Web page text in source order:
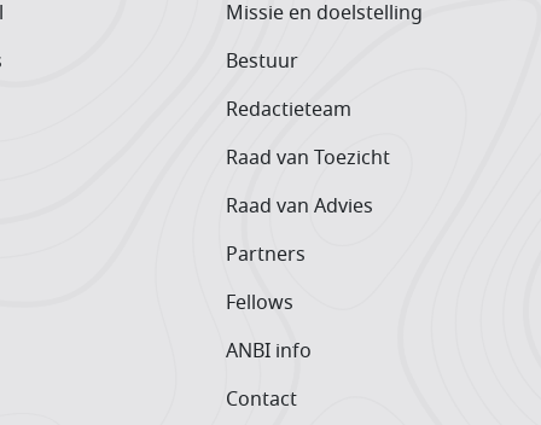
Missie en doelstelling
Bestuur
Redactieteam
Raad van Toezicht
Raad van Advies
Partners
Fellows
ANBI info
Contact